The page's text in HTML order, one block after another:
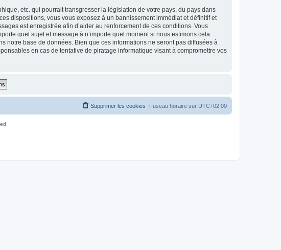
etc. qui pourrait transgresser la législation de votre pays, du pays dans
dispositions, vous vous exposez à un bannissement immédiat et définitif et
est enregistrée afin d’aider au renforcement de ces conditions. Vous
quel sujet et message à n’importe quel moment si nous estimons cela
notre base de données. Bien que ces informations ne seront pas diffusées à
en cas de tentative de piratage informatique visant à compromettre vos
Fuseau horaire sur UTC+02:00
Supprimer les cookies